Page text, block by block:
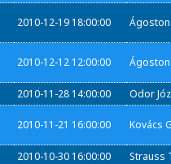
2010-12-19 18:00:00
2010-12-12 12:00:00
2010-11-28 14:00:00
Odor
2010-11-21 16:00:00 Kovács
2010-10-30 16:00:00
Strauss